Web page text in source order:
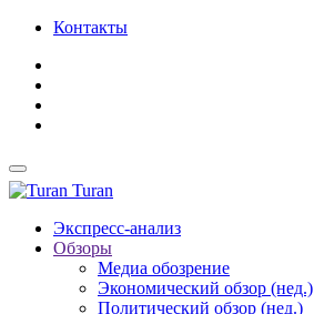
Контакты
Turan
Экспресс-анализ
Обзоры
Медиа обозрение
Экономический обзор (нед.)
Политический обзор (нед.)